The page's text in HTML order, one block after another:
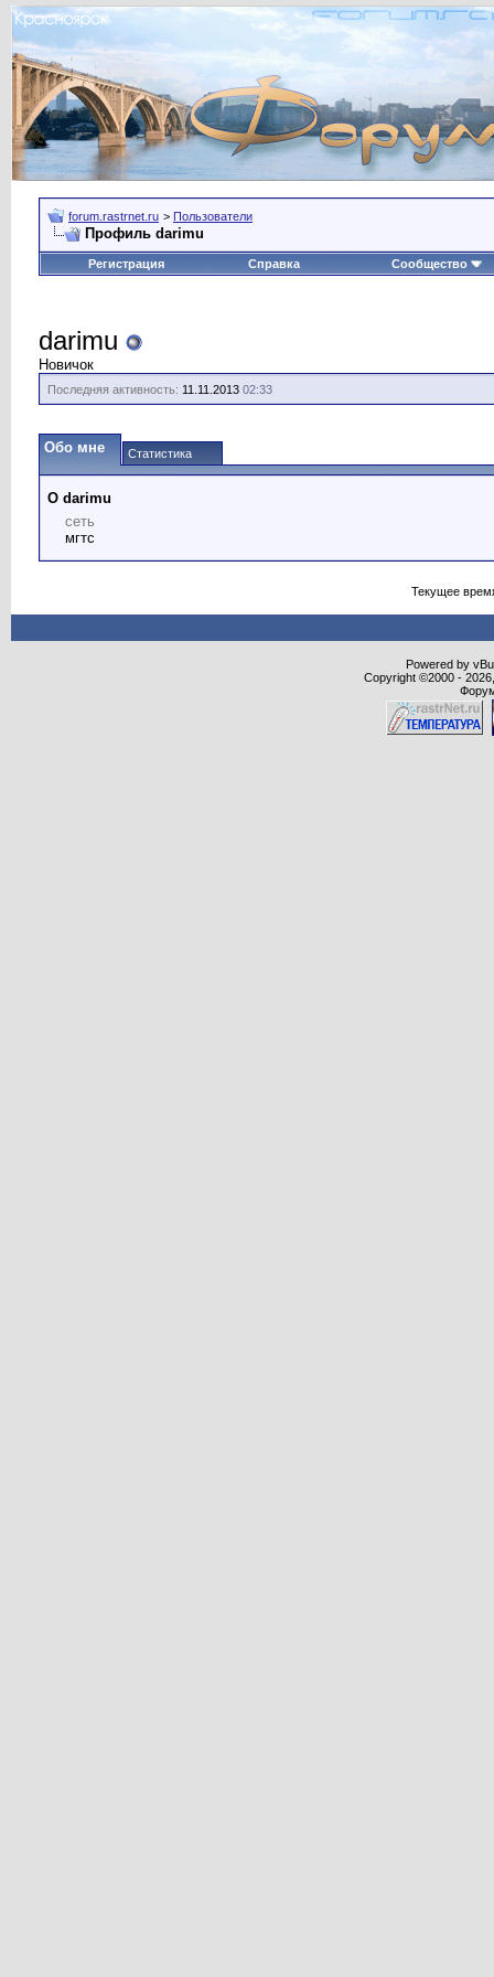
forum.rastrnet.ru > Пользователи
Профиль darimu
Регистрация Справка Сообщество
darimu
Новичок
Последняя активность: 11.11.2013 02:33
Обо мне Статистика
О darimu
сеть
мгтс
Текущее
Powered by
Copyright ©2000 -